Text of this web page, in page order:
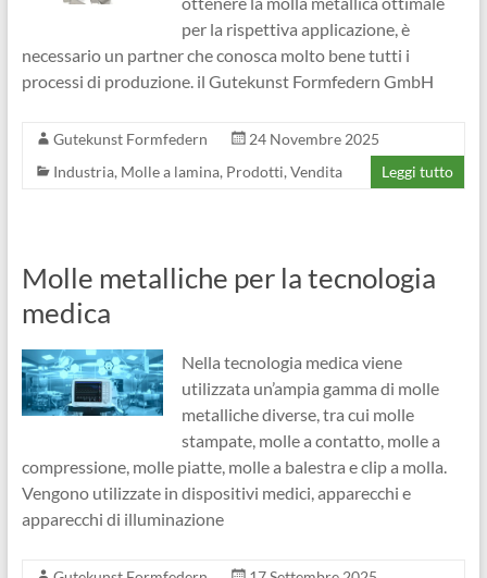
per la rispettiva applicazione, è
necessario un partner che conosca molto bene tutti i
processi di produzione. il Gutekunst Formfedern GmbH
Gutekunst Formfedern
24 Novembre 2025
Industria, Molle a lamina, Prodotti, Vendita Leggi tutto
Molle metalliche per la tecnologia
medica
Nella tecnologia medica viene
utilizzata un’ampia gamma di molle
metalliche diverse, tra cui molle
stampate, molle a contatto, molle a
compressione, molle piatte, molle a balestra e clip a molla.
Vengono utilizzate in dispositivi medici, apparecchi e
apparecchi di illuminazione